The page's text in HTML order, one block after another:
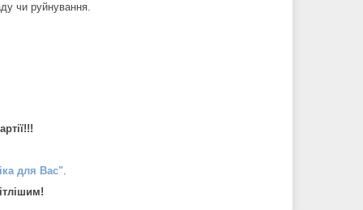
чи руйнування.
для Вас".